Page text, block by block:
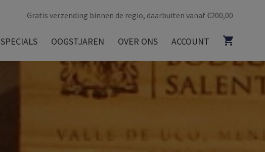
Gratis verzending binnen de regio, daarbuiten vanaf €200,00
SPECIALS OOGSTJAREN OVER ONS ACCOUNT